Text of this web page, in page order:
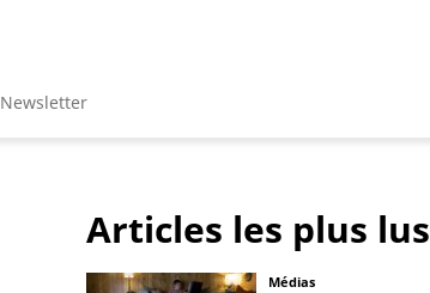
Newsletter
Articles les plus lus
Médias